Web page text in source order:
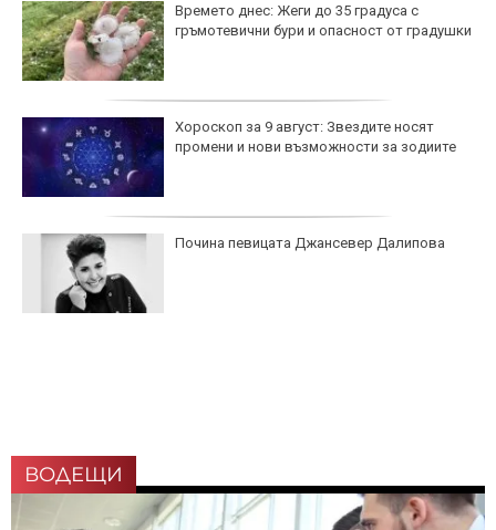
Времето днес: Жеги до 35 градуса с
гръмотевични бури и опасност от градушки
Хороскоп за 9 август: Звездите носят
промени и нови възможности за зодиите
Почина певицата Джансевер Далипова
ВОДЕЩИ